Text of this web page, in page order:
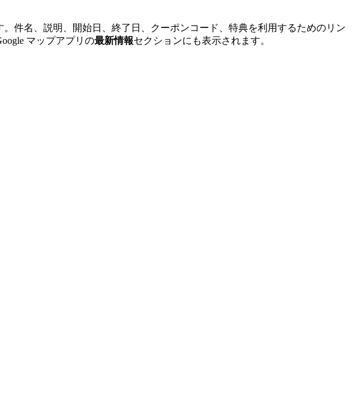
件名、説明、開始日、終了日、クーポンコード、特典を利用するためのリン
マップアプリの最新情報セクションにも表示されます。